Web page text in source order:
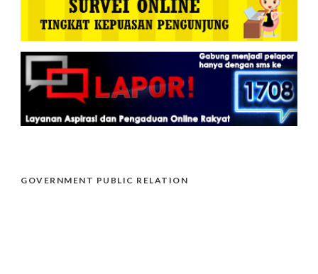
GOVERNMENT PUBLIC RELATION